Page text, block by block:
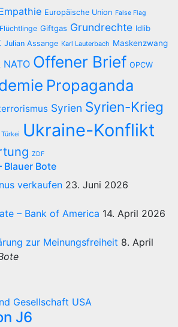
Europäische Union False Flag
Flüchtlinge Giftgas Grundrechte Idlib
Julian Assange Karl Lauterbach Maskenzwang
NATO Offener Brief OPCW
Propaganda
Syrien Syrien-Krieg
Türkei Ukraine-Konflikt
ZDF
Blauer Bote
verkaufen 23. Juni 2026
– Bank of America 14. April 2026
zur Meinungsfreiheit 8. April
Gesellschaft USA
J6